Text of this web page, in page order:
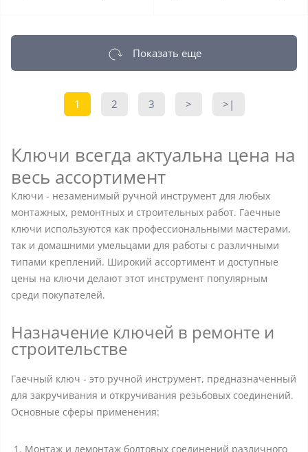
Показать еще
1 2 3 > >|
Ключи всегда актуальна цена на
весь ассортимент
Ключи - незаменимый ручной инструмент для любых
монтажных, ремонтных и строительных работ. Гаечные
ключи используются как профессиональными мастерами,
так и домашними умельцами для работы с различными
типами креплений. Широкий ассортимент и доступные
цены на ключи делают этот инструмент популярным
среди покупателей.
Назначение ключей в ремонте и
строительстве
Гаечный ключ - это ручной инструмент, предназначенный
для закручивания и откручивания резьбовых соединений.
Основные сферы применения:
Монтаж и демонтаж болтовых соединений различного